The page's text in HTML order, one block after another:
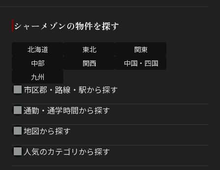
シャーメゾンの物件を探す
北海道 東北
関東
中部
関西
中国・四国
九州
市区郡・路線・駅から探す
通勤・通学時間から探す
地図から探す
人気のカテゴリから探す